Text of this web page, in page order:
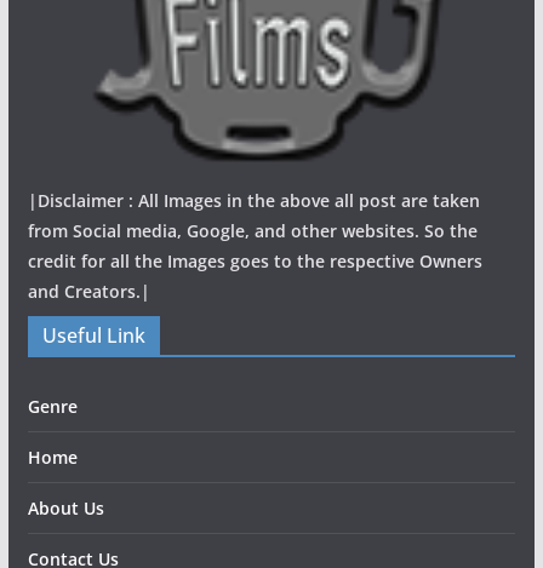
|Disclaimer : All Images in the above all post are taken
from Social media, Google, and other websites. So the
credit for all the Images goes to the respective Owners
and Creators.|
Useful Link
Genre
Home
About Us
Contact Us